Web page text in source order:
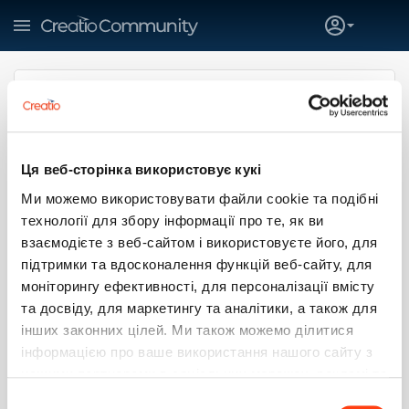
Ця веб-сторінка використовує кукі
Ми можемо використовувати файли cookie та подібні
технології для збору інформації про те, як ви
взаємодієте з веб-сайтом і використовуєте його, для
підтримки та вдосконалення функцій веб-сайту, для
моніторингу ефективності, для персоналізації вмісту
та досвіду, для маркетингу та аналітики, а також для
інших законних цілей. Ми також можемо ділитися
інформацією про ваше використання нашого сайту з
Igor Telezhenko
Аналитик Creatio Creatio
SUBSCRIBE
0 0 0 0
Больше